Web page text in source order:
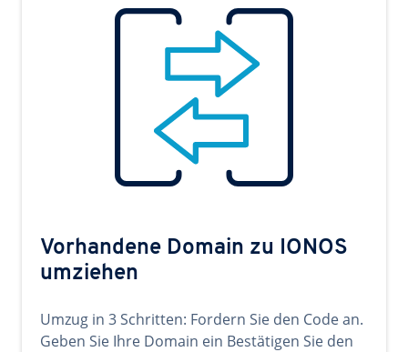
Vorhandene Domain zu IONOS
umziehen
Umzug in 3 Schritten: Fordern Sie den Code an.
Geben Sie Ihre Domain ein Bestätigen Sie den